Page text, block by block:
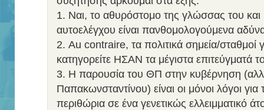
1. Ναι, το αθυρόστομο της γλώσσας του και
αυτοελέγχου είναι πανθομολογούμενα
2. Au contraire, τα πολιτικά σημεία/σταθμοί
κατηγορείτε ΗΣΑΝ τα μέγιστα επιτεύγματά
3. Η παρουσία του ΘΠ στην κυβέρνηση
Παπακωνσταντίνου) είναι οι μόνοι λόγοι
περιθώρια σε ένα γενετικώς ελλειμματικό